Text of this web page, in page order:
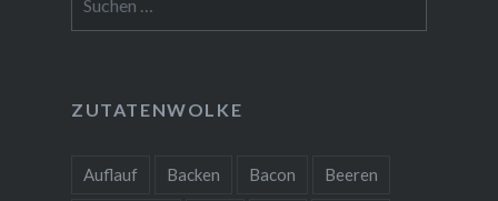
nach:
ZUTATENWOLKE
Auflauf Backen Bacon Beeren